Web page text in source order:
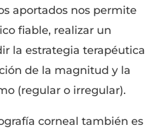
aportados nos permite
fiable, realizar un
la estrategia terapéutica
de la magnitud y la
(regular o irregular).
corneal también es